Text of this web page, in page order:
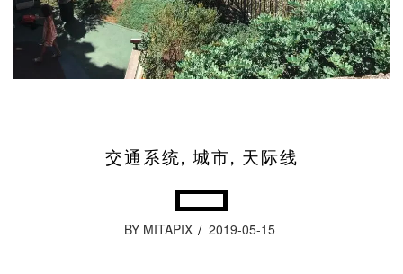
交通系统, 城市, 天际线
BY MITAPIX 2019-05-15